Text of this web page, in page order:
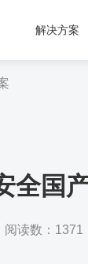
解决方案
全国
阅读数：1371